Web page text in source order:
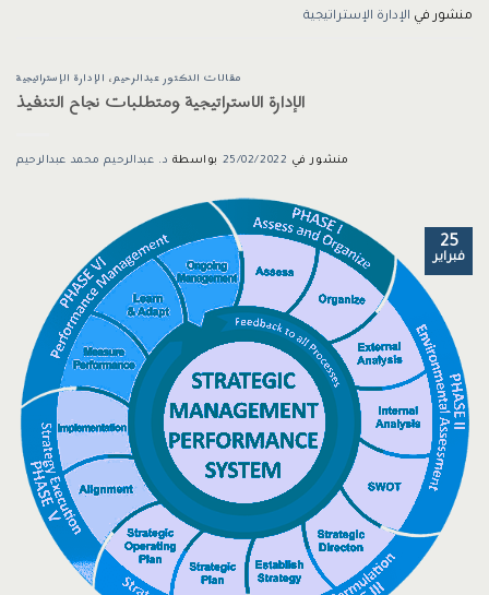
منشور في الإدارة الإستراتيجية
مقالات الدكتور عبدالرحيم، الإدارة الإستراتيجية
الإدارة الاستراتيجية ومتطلبات نجاح التنفيذ
منشور في 25/02/2022 بواسطة د. عبدالرحيم محمد عبدالرحيم
25
فبراير